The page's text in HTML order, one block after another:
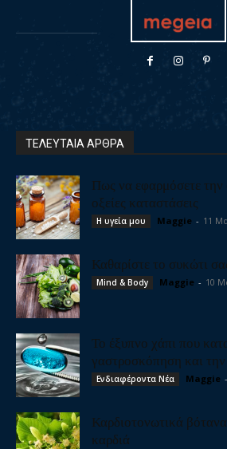
ΤΕΛΕΥΤΑΙΑ ΑΡΘΡΑ
Πως να εφαρμόσετε την
οξείες καταστάσεις
Η υγεία μου Maggie - 11
Καθαρίστε το συκώτι
Mind & Body Maggie - 10
Το έξυπνο χάπι που
γαστροσκόπηση και
Ενδιαφέροντα Νέα Maggie -
Καρδιοτονωτικά
καρδιά